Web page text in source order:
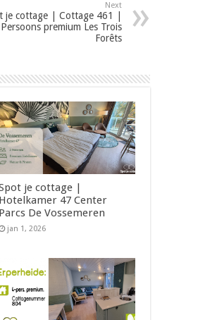
Next
je cottage | Cottage 461 |
premium Les Trois
Forêts
je cottage |
Hotelkamer 47 Center
Parcs De Vossemeren
jan 1, 2026